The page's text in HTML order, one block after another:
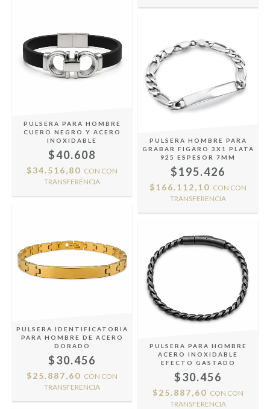
PULSERA PARA HOMBRE
CUERO NEGRO Y ACERO
INOXIDABLE
$40.608
$34.516,80 CON CON
TRANSFERENCIA
PULSERA HOMBRE PARA
GRABAR FIGARO 3X1 PLATA
925 ESPESOR 7MM
$195.426
$166.112,10 CON CON
TRANSFERENCIA
PULSERA IDENTIFICATORIA
PARA HOMBRE DE ACERO
DORADO
$30.456
$25.887,60 CON CON
TRANSFERENCIA
PULSERA PARA HOMBRE
ACERO INOXIDABLE
EFECTO GASTADO
$30.456
$25.887,60 CON CON
TRANSFERENCIA